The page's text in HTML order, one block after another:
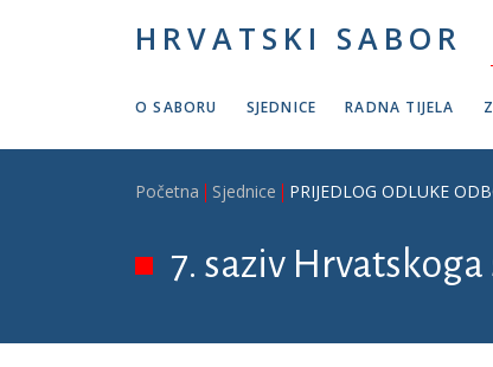
HRVATSKI SABOR
O SABORU SJEDNICE RADNA TIJELA
Breadcrumb
Početna Sjednice PRIJEDLOG ODLUKE
7. saziv Hrvatskoga